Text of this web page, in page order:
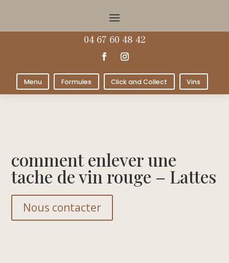
04 67 60 48 42
Menu Formules Click and Collect Vins
comment enlever une
tache de vin rouge – Lattes
Nous contacter